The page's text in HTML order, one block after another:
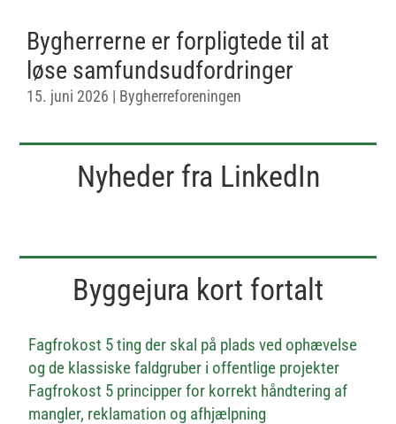
Bygherrerne er forpligtede til at
løse samfundsudfordringer
15. juni 2026 | Bygherreforeningen
Nyheder fra LinkedIn
Byggejura kort fortalt
Fagfrokost 5 ting der skal på plads ved ophævelse
og de klassiske faldgruber i offentlige projekter
Fagfrokost 5 principper for korrekt håndtering af
mangler, reklamation og afhjælpning